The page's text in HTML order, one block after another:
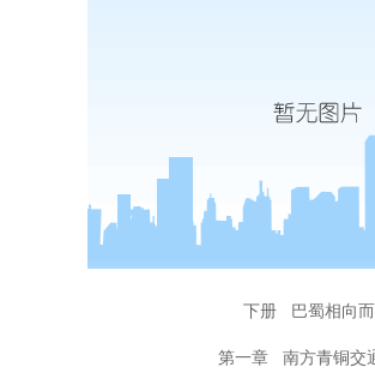
下册 巴蜀相向
第一章 南方青铜交